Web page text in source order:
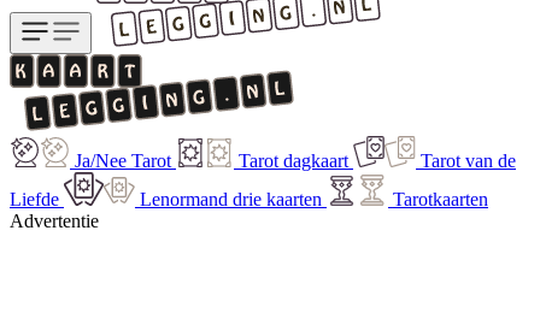
Ja/Nee Tarot Tarot dagkaart
Tarot van de
Liefde
Lenormand drie kaarten
Tarotkaarten
Advertentie